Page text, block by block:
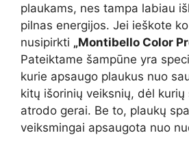
plaukams, nes tampa labiau
pilnas energijos. Jei ieškote
nusipirkti „Montibello Color
Pateiktame šampūne yra
kurie apsaugo plaukus nuo
kitų išorinių veiksnių, dėl kurių
atrodo gerai. Be to, plaukų
veiksmingai apsaugota nuo